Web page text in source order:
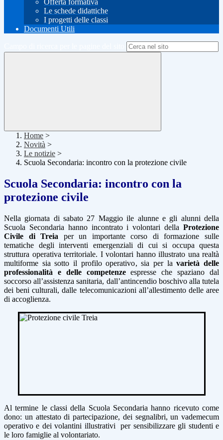
Offerta formativa
Le schede didattiche
I progetti delle classi
Documenti Utili
Home >
Novità >
Le notizie >
Scuola Secondaria: incontro con la protezione civile
Scuola Secondaria: incontro con la
protezione civile
Nella giornata di sabato 27 Maggio ile alunne e gli alunni della
Scuola Secondaria hanno incontrato i volontari della Protezione
Civile di Treia per un importante corso di formazione sulle
tematiche degli interventi emergenziali di cui si occupa questa
struttura operativa territoriale. I volontari hanno illustrato una realtà
multiforme sia sotto il profilo operativo, sia per lavarietà delle
professionalità e delle competenzeespresse che spaziano dal
soccorso all’assistenza sanitaria, dall’antincendio boschivo alla tutela
dei beni culturali, dalle telecomunicazioni all’allestimento delle aree
di accoglienza.
Al termine le classi della Scuola Secondaria hanno ricevuto come
dono: un attestato di partecipazione, dei segnalibri, un vademecum
operativo e dei volantini illustrativi per sensibilizzare gli studenti e
le loro famiglie al volontariato.